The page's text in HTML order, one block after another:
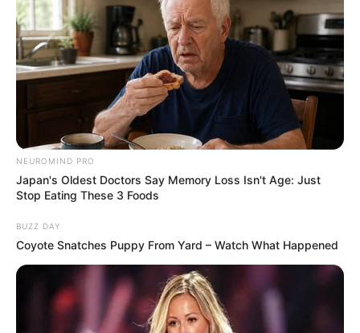
Auf einigen Seiten dieses Projektes sind Affiliate-
Angebote integriert. Wenn etwas darüber gebucht oder
gekauft wird, ist das eine Unterstützung, ohne dass sich
dadurch der Preis ändert.
NEUROMIND PRO
Japan's Oldest Doctors Say Memory Loss Isn't Age: Just
Stop Eating These 3 Foods
BUZZ DAY
Coyote Snatches Puppy From Yard – Watch What Happened